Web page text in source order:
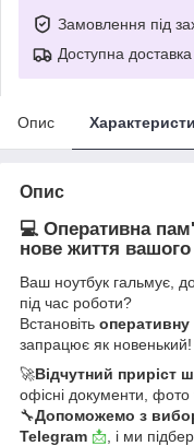
Замовлення під
Доступна доставка
Опис
Опис
💻 Оперативна
нове життя вашого
Ваш ноутбук гальмує,
під час роботи?
Встановіть оперативну
запрацює як новенький!
🚀Відчутний приріст
офісні документи, фото
🔧Допоможемо з
Telegram 📩 , і ми